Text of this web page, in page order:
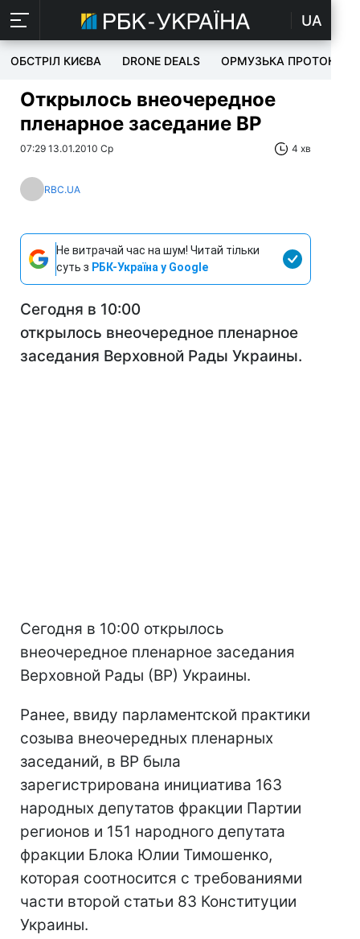
UA
ОБСТРІЛ КИЄВА DRONE DEALS ОРМУЗЬКА ПРОТОКА
Открылось внеочередное
пленарное заседание ВР
07:29 13.01.2010 Ср 4 хв
RBC.UA
Не витрачай час на шум! Читай тільки
суть з РБК-Україна у Google
Сегодня в 10:00
открылось внеочередное пленарное
заседания Верховной Рады Украины.
Сегодня в 10:00 открылось
внеочередное пленарное заседания
Верховной Рады (ВР) Украины.
Ранее, ввиду парламентской практики
созыва внеочередных пленарных
заседаний, в ВР была
зарегистрирована инициатива 163
народных депутатов фракции Партии
регионов и 151 народного депутата
фракции Блока Юлии Тимошенко,
которая соотносится с требованиями
части второй статьи 83 Конституции
Украины.